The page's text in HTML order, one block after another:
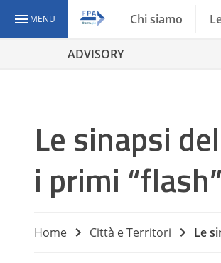
MENU Chi siamo
ADVISORY
Le sinapsi
i primi “flash”
Home Città e Territori Le